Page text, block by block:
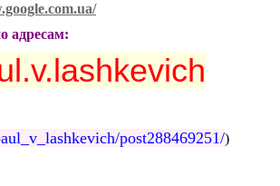
адресам:
post288469251/)